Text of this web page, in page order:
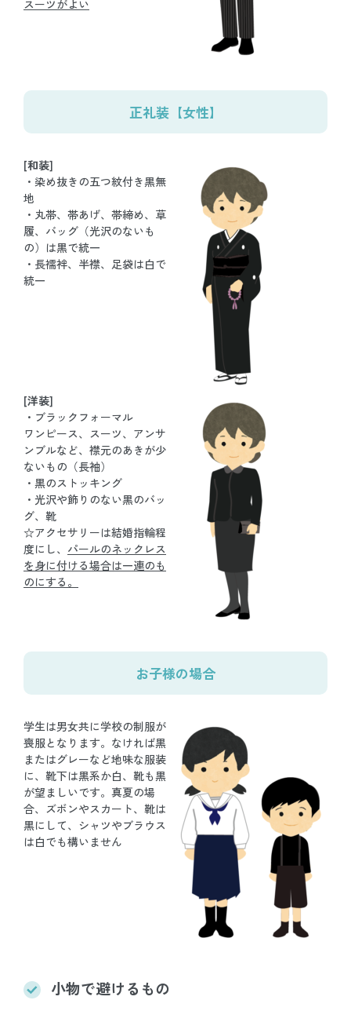
スーツがよい
正礼装【女性】
[和装]
・染め抜きの五つ紋付き黒無
地
・丸帯、帯あげ、帯締め、草
履、バッグ（光沢のないも
の）は黒で統一
・長襦袢、半襟、足袋は白で
統一
[洋装]
・ブラックフォーマル
ワンピース、スーツ、アンサ
ンブルなど、襟元のあきが少
ないもの（長袖）
・黒のストッキング
・光沢や飾りのない黒のバッ
グ、靴
☆アクセサリーは結婚指輪程
度にし、 パールのネックレス
を身に付ける場合は一連のも
のにする。
お子様の場合
学生は男女共に学校の制服が
喪服となります。なければ黒
またはグレーなど地味な服装
に、靴下は黒系か白、靴も黒
が望ましいです。真夏の場
合、ズボンやスカート、靴は
黒にして、シャツやブラウス
は白でも構いません
小物で避けるもの